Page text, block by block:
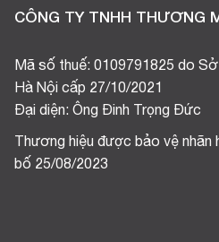
CÔNG TY TNHH THƯƠNG
Mã số thuế: 0109791825 do
Hà Nội cấp 27/10/2021
Đại diện: Ông Đinh Trọng Đức
Thương hiệu được bảo vệ nhãn
bố 25/08/2023